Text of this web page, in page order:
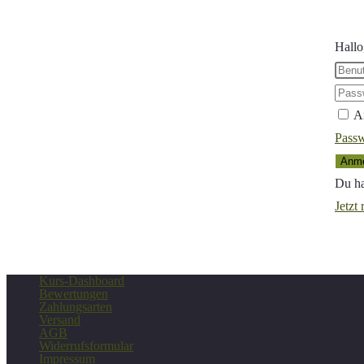
Du
Jetzt
Kurs-Dashboard
Bewertungen
Zahlungsarten
Versand
AGB
Widerrufsformular
Impressum